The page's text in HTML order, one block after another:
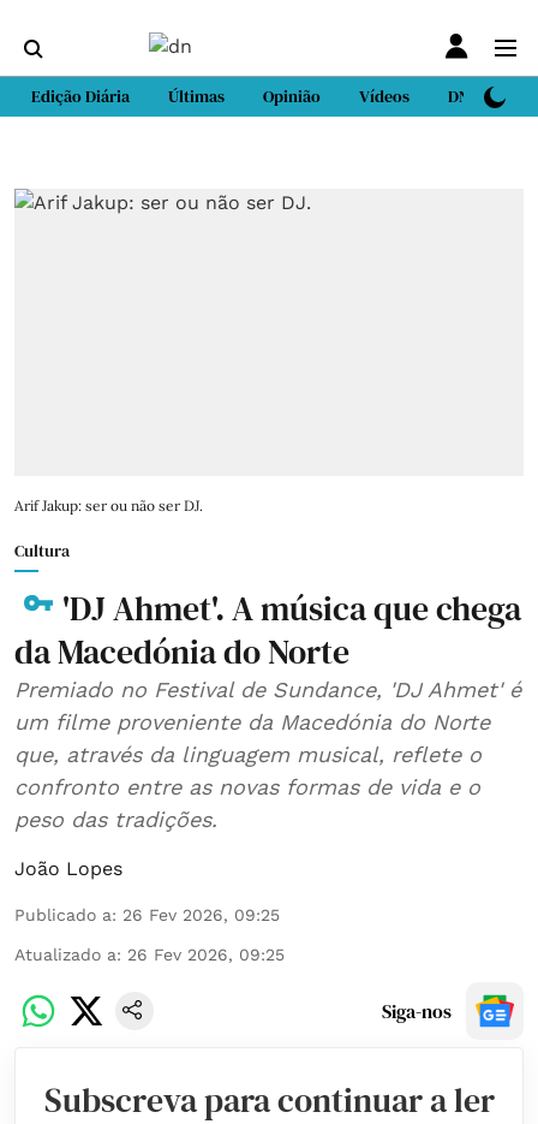
Edição Diária Últimas Opinião Vídeos DN Sport
Arif Jakup: ser ou não ser DJ.
Cultura
'DJ Ahmet'. A música que chega
da Macedónia do Norte
Premiado no Festival de Sundance, 'DJ Ahmet' é
um filme proveniente da Macedónia do Norte
que, através da linguagem musical, reflete o
confronto entre as novas formas de vida e o
peso das tradições.
João Lopes
Publicado a: 26 Fev 2026, 09:25
Atualizado a: 26 Fev 2026, 09:25
Siga-nos
Subscreva para continuar a ler